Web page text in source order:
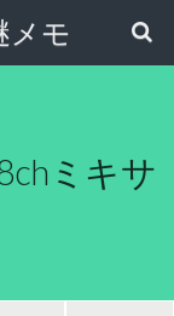
メモ
ミキサ